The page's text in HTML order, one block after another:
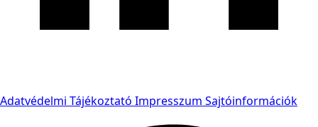
Adatvédelmi Tájékoztató Impresszum Sajtóinformációk